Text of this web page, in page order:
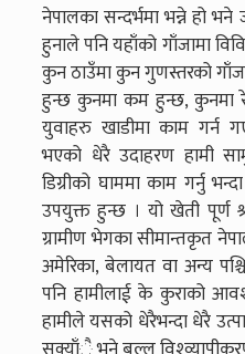
नेपालका सन्दर्भमा भन्ने हो
हुनाले पनि यहाँको गाँजामा
कुन ठाउँमा कुन गुणस्तरको
हुन्छ कुनमा कम हुन्छ, कुनमा
युवाहरु खाडीमा काम गर्न
भएको धेरै उदाहरण हामी
डिग्रीको घाममा काम गर्नु
उपयुक्त हुन्छ । यो खेती पूर्ण
ग्रामीण भेगका सीमान्तकृत
अमेरिका, बेलायत वा अन्य
पनि हामीलाई के कुराको
हामीले यसको धेरैभन्दा धेरै